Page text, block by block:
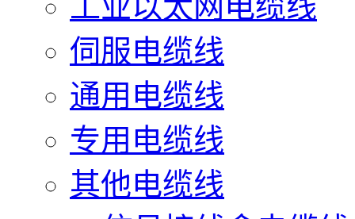
工业以太网电缆线
伺服电缆线
通用电缆线
专用电缆线
其他电缆线